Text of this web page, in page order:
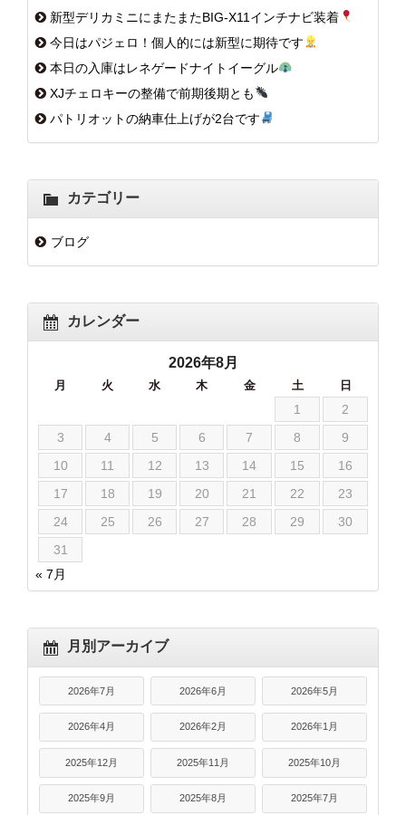
新型デリカミニにまたまたBIG-X11インチナビ装着
今日はパジェロ！個人的には新型に期待です
本日の入庫はレネゲードナイトイーグル
XJチェロキーの整備で前期後期とも
パトリオットの納車仕上げが2台です
カテゴリー
ブログ
カレンダー
2026年8月
月 火 水 木 金 土 日
1
2
3
4 5 6 7 8
9
10
11 12 13 14 15
16
17
18 19 20 21 22
23
24
25 26 27 28 29
30
31
« 7月
月別アーカイブ
2026年7月 2026年6月 2026年5月
2026年4月 2026年2月 2026年1月
2025年12月 2025年11月 2025年10月
2025年9月 2025年8月 2025年7月